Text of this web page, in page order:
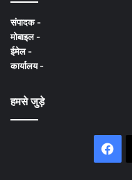
संपादक -
मोबाइल -
ईमेल -
कार्यालय -
हमसे जुड़े